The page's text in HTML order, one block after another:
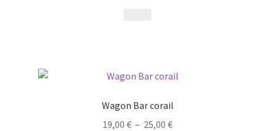
Wagon Bar corail
19,00 € – 25,00 €